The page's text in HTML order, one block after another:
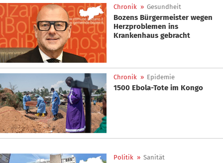
Chronik » Gesundheit
Bozens Bürgermeister wegen
Herzproblemen ins
Krankenhaus gebracht
Chronik » Epidemie
1500 Ebola-Tote im Kongo
Politik » Sanität